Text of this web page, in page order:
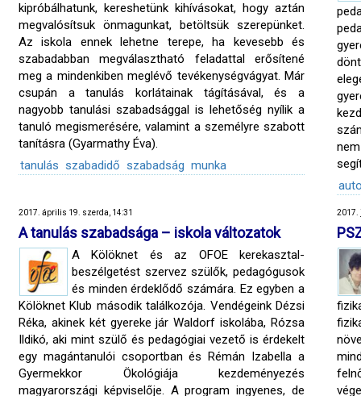
kipróbálhatunk, kereshetünk kihívásokat, hogy aztán
megvalósítsuk önmagunkat, betöltsük szerepünket.
Az iskola ennek lehetne terepe, ha kevesebb és
szabadabban megválasztható feladattal erősítené
meg a mindenkiben meglévő tevékenységvágyat. Már
csupán a tanulás korlátainak tágításával, és a
nagyobb tanulási szabadsággal is lehetőség nyílik a
tanuló megismerésére, valamint a személyre szabott
tanításra (Gyarmathy Éva).
tanulás szabadidő szabadság munka
2017. április 19. szerda, 14:31
A tanulás szabadsága – iskola változatok
A Kölöknet és az OFOE kerekasztal-
beszélgetést szervez szülők, pedagógusok
és minden érdeklődő számára. Ez egyben a
Kölöknet Klub második találkozója. Vendégeink Dézsi
Réka, akinek két gyereke jár Waldorf iskolába, Rózsa
Ildikó, aki mint szülő és pedagógiai vezető is érdekelt
egy magántanulói csoportban és Rémán Izabella a
Gyermekkor Ökológiája kezdeményezés
magyarországi képviselője. A program ingyenes, de
2017.